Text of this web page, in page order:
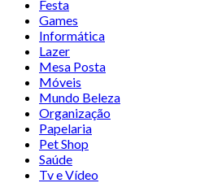
Festa
Games
Informática
Lazer
Mesa Posta
Móveis
Mundo Beleza
Organização
Papelaria
Pet Shop
Saúde
Tv e Vídeo